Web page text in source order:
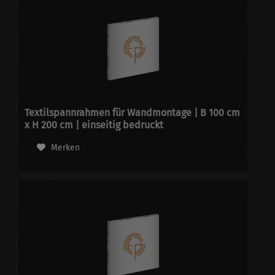
Textilspannrahmen für Wandmontage | B 100 cm
x H 200 cm | einseitig bedruckt
Merken